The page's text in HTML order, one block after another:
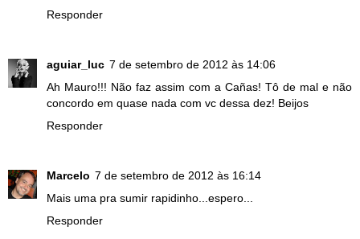
Responder
aguiar_luc 7 de setembro de 2012 às 14:06
Ah Mauro!!! Não faz assim com a Cañas! Tô de mal e não
concordo em quase nada com vc dessa dez! Beijos
Responder
Marcelo 7 de setembro de 2012 às 16:14
Mais uma pra sumir rapidinho...espero...
Responder